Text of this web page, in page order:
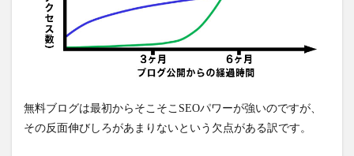
無料ブログは最初からそこそこSEOパワーが強いのですが、
その反面伸びしろがあまりないという欠点がある訳です。